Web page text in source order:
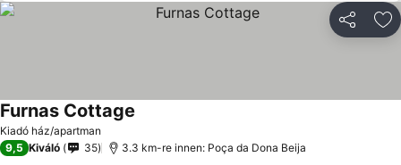
Kiadó ház/apartman
Furnas Cottage
9,5 Kiváló 35 3.3 km-re innen: Poça da Dona Beija